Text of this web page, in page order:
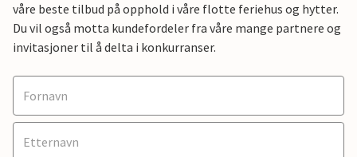
våre beste tilbud på opphold i våre flotte feriehus og hytter.
Du vil også motta kundefordeler fra våre mange partnere og
invitasjoner til å delta i konkurranser.